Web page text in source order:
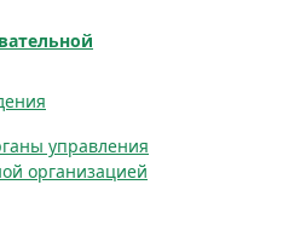
управления
организацией